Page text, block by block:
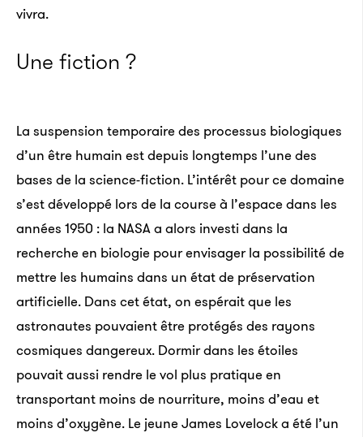
vivra.
Une fiction ?
La suspension temporaire des processus biologiques
d’un être humain est depuis longtemps l’une des
bases de la science-fiction. L’intérêt pour ce domaine
s’est développé lors de la course à l’espace dans les
années 1950 : la NASA a alors investi dans la
recherche en biologie pour envisager la possibilité de
mettre les humains dans un état de préservation
artificielle. Dans cet état, on espérait que les
astronautes pouvaient être protégés des rayons
cosmiques dangereux. Dormir dans les étoiles
pouvait aussi rendre le vol plus pratique en
transportant moins de nourriture, moins d’eau et
moins d’oxygène. Le jeune James Lovelock a été l’un